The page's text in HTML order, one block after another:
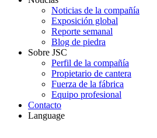
Noticias de la compañía
Exposición global
Reporte semanal
Blog de piedra
Sobre JSC
Perfil de la compañía
Propietario de cantera
Fuerza de la fábrica
Equipo profesional
Contacto
Language